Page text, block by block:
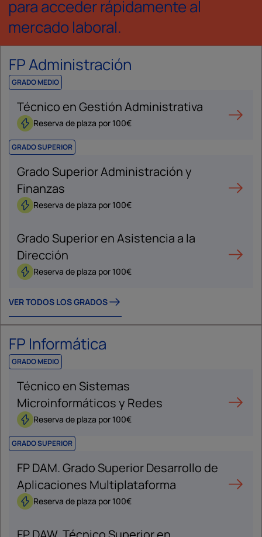
para acceder rápidamente al
mercado laboral.
FP Administración
GRADO MEDIO
Técnico en Gestión Administrativa
Reserva de plaza por 100€
GRADO SUPERIOR
Grado Superior Administración y
Finanzas
Reserva de plaza por 100€
Grado Superior en Asistencia a la
Dirección
Reserva de plaza por 100€
VER TODOS LOS GRADOS
FP Informática
GRADO MEDIO
Técnico en Sistemas
Microinformáticos y Redes
Reserva de plaza por 100€
GRADO SUPERIOR
FP DAM. Grado Superior Desarrollo de
Aplicaciones Multiplataforma
Reserva de plaza por 100€